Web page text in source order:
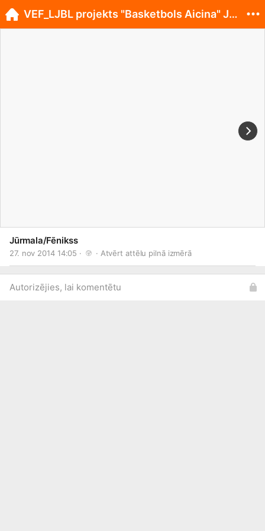
Jūrmala/Fēnikss
27. nov 2014 14:05 · · Atvērt attēlu pilnā izmērā
Autorizējies, lai komentētu
VEF_LJBL projekts "Basketbols Aicina" Jūrmalā